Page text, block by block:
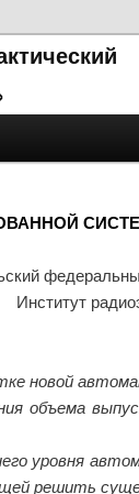
Институт
новой
объема
уровня
решить